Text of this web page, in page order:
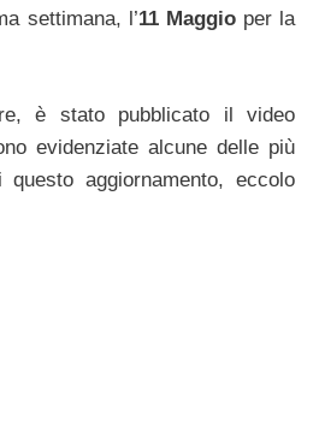
settimana, l’11 Maggioper la
è stato pubblicato il video
evidenziate alcune delle più
aggiornamento, eccolo